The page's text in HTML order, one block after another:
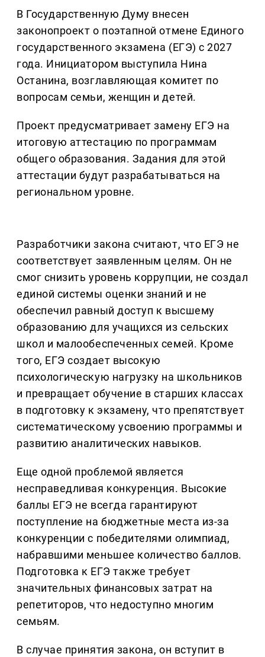
В Государственную Думу внесен
законопроект о поэтапной отмене Единого
государственного экзамена (ЕГЭ) с 2027
года. Инициатором выступила Нина
Останина, возглавляющая комитет по
вопросам семьи, женщин и детей.
Проект предусматривает замену ЕГЭ на
итоговую аттестацию по программам
общего образования. Задания для этой
аттестации будут разрабатываться на
региональном уровне.
Разработчики закона считают, что ЕГЭ не
соответствует заявленным целям. Он не
смог снизить уровень коррупции, не создал
единой системы оценки знаний и не
обеспечил равный доступ к высшему
образованию для учащихся из сельских
школ и малообеспеченных семей. Кроме
того, ЕГЭ создает высокую
психологическую нагрузку на школьников
и превращает обучение в старших классах
в подготовку к экзамену, что препятствует
систематическому усвоению программы и
развитию аналитических навыков.
Еще одной проблемой является
несправедливая конкуренция. Высокие
баллы ЕГЭ не всегда гарантируют
поступление на бюджетные места из-за
конкуренции с победителями олимпиад,
набравшими меньшее количество баллов.
Подготовка к ЕГЭ также требует
значительных финансовых затрат на
репетиторов, что недоступно многим
семьям.
В случае принятия закона, он вступит в